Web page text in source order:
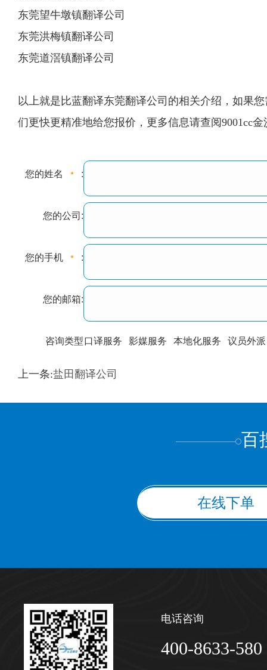
东莞望牛墩镇翻译公司
东莞洪梅镇翻译公司
东莞道滘镇翻译公司
以上就是比蓝翻译东莞翻译公司的相关介绍，如果
们更快更精准地给您报价，更多信息请查阅9001cc
您的姓名 :
您的公司:
您的手机 :
您的邮箱:
咨询类型口译服务 影媒服务 本地化服务 议员外派
训翻译
上一条:盐田翻译公司
百
在线下单
电话咨询
400-8633-580